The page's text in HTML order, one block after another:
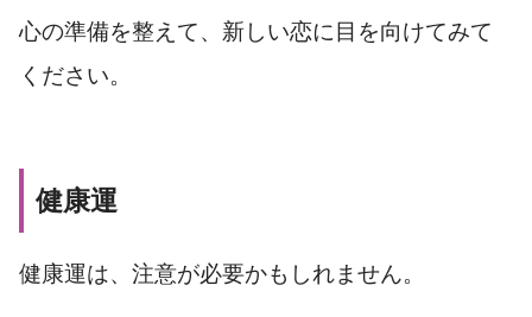
心の準備を整えて、新しい恋に目を向けてみて
ください。
健康運
健康運は、注意が必要かもしれません。